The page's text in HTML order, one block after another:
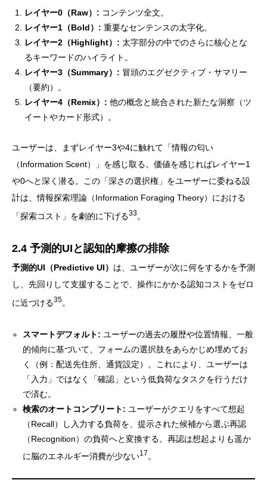
レイヤー0（Raw）: コンテンツ全文。
レイヤー1（Bold）: 重要なセンテンスの太字化。
レイヤー2（Highlight）: 太字部分の中でのさらに核心とな
るキーワードのハイライト。
レイヤー3（Summary）: 冒頭のエグゼクティブ・サマリー
（要約）。
レイヤー4（Remix）: 他の概念と統合された新たな洞察（ツ
イートやカード形式）。
ユーザーは、まずレイヤー3や4に触れて「情報の匂い
（Information Scent）」を感じ取る。価値を感じればレイヤー1
や0へと深く潜る。この「深さの選択権」をユーザーに委ねる設
計は、情報探索理論（Information Foraging Theory）における
「探索コスト」を劇的に下げる33。
2.4 予測的UIと認知的摩擦の排除
予測的UI（Predictive UI） は、ユーザーが次に何をするかを予測
し、先回りして支援することで、操作にかかる認知コストをゼロ
に近づける35
スマートデフォルト: ユーザーの過去の履歴や位置情報、一般
的傾向に基づいて、フォームの選択肢をあらかじめ埋めてお
く（例：配送先住所、通貨設定）。これにより、ユーザーは
「入力」ではなく「確認」という低負荷なタスクを行うだけ
で済む。
検索のオートコンプリート: ユーザーがクエリをすべて想起
（Recall）し入力する負荷を、提示された候補から選ぶ再認
（Recognition）の負荷へと変換する。再認は想起よりも遥か
に脳のエネルギー消費が少ない17 。